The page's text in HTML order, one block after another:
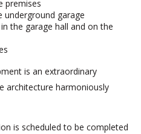
premises
underground garage
the garage hall and on the
is an extraordinary
architecture harmoniously
is scheduled to be completed